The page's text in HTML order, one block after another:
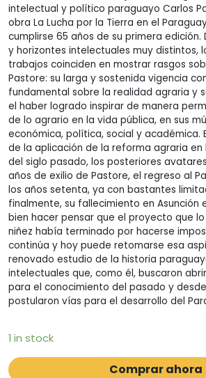
intelectual y político paraguayo Carlos
obra La Lucha por la Tierra en el
cumplirse 65 años de su primera
y horizontes intelectuales muy distintos,
trabajos coinciden en mostrar rasgos
Pastore: su larga y sostenida vigencia
fundamental sobre la realidad agraria y
el haber logrado inspirar de manera
de lo agrario en la vida pública, en sus
económica, política, social y académica.
de la aplicación de la reforma agraria en
del siglo pasado, los posteriores
años de exilio de Pastore, el regreso al
los años setenta, ya con bastantes
finalmente, su fallecimiento en Asunción
bien hacer pensar que el proyecto que
niñez había terminado por hacerse
continúa y hoy puede retomarse esa
renovado estudio de la historia
intelectuales que, como él, buscaron
para el conocimiento del pasado y
postularon vías para el desarrollo del
1 in stock
Comprar ahora